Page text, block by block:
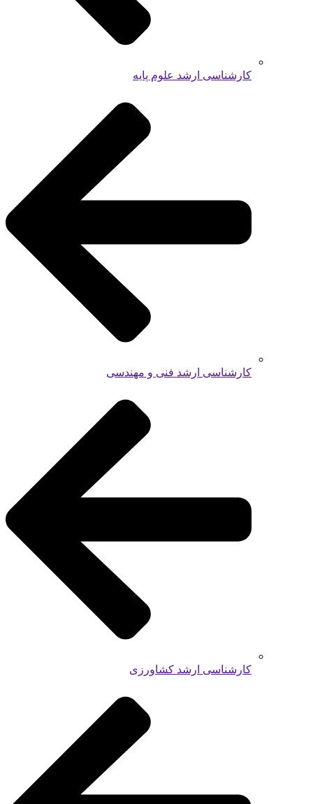
کارشناسی ارشد علوم پایه
کارشناسی ارشد فنی و مهندسی
کارشناسی ارشد کشاورزی